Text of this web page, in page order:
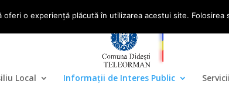
Local Informații de Interes Public Servicii
o experiență plăcută în utilizarea acestui site. Folosirea